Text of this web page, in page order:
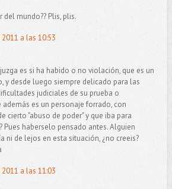
del mundo?? Plis, plis.
a las 10:53
es si ha habido o no violación, que es un
y desde luego siempre delicado para las
judiciales de su prueba o
además es un personaje forrado, con
cierto "abuso de poder" y que iba para
Pues haberselo pensado antes. Alguien
ni de lejos en esta situación, ¿no creeis?
a las 11:03